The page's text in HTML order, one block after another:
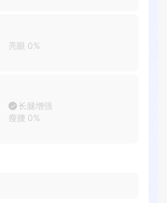
亮眼 0%
长腿增强
瘦腰 0%